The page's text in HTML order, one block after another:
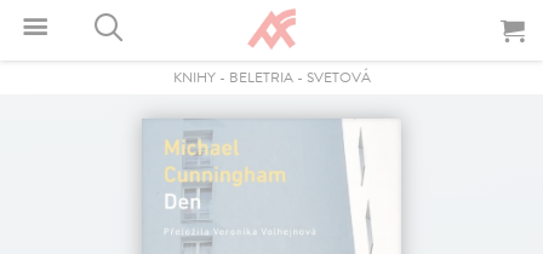
KNIHY- BELETRIA- SVETOVÁ